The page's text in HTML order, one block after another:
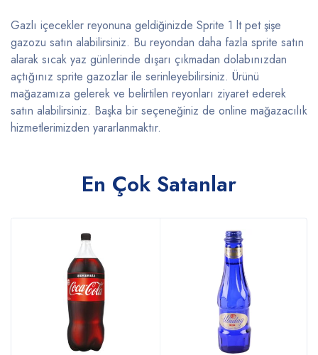
Gazlı içecekler reyonuna geldiğinizde Sprite 1 lt pet şişe
gazozu satın alabilirsiniz. Bu reyondan daha fazla sprite satın
alarak sıcak yaz günlerinde dışarı çıkmadan dolabınızdan
açtığınız sprite gazozlar ile serinleyebilirsiniz. Ürünü
mağazamıza gelerek ve belirtilen reyonları ziyaret ederek
satın alabilirsiniz. Başka bir seçeneğiniz de online mağazacılık
hizmetlerimizden yararlanmaktır.
En Çok Satanlar